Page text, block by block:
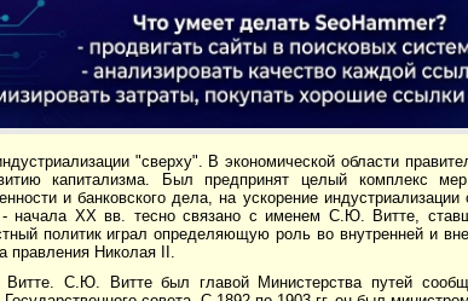
"сверху". В экономической области
капитализма. Был предпринят целый комплекс
и банковского дела, на ускорение
начала ХХ вв. тесно связано с именем С.Ю. Витте,
политик играл определяющую роль во внутренней и
правления Николая II.
С.Ю. Витте был главой Министерства путей